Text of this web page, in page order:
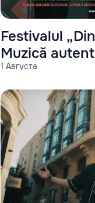
1 Августа
Festivalul
Muzică